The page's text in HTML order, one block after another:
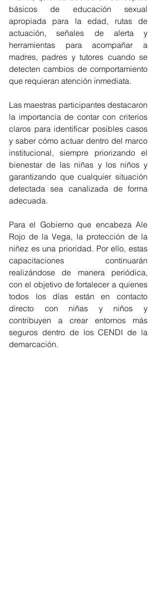
básicos de educación sexual
apropiada para la edad, rutas de
actuación, señales de alerta y
herramientas para acompañar a
madres, padres y tutores cuando se
detecten cambios de comportamiento
que requieran atención inmediata.
Las maestras participantes destacaron
la importancia de contar con criterios
claros para identificar posibles casos
y saber cómo actuar dentro del marco
institucional, siempre priorizando el
bienestar de las niñas y los niños y
garantizando que cualquier situación
detectada sea canalizada de forma
adecuada.
Para el Gobierno que encabeza Ale
Rojo de la Vega, la protección de la
niñez es una prioridad. Por ello, estas
capacitaciones continuarán
realizándose de manera periódica,
con el objetivo de fortalecer a quienes
todos los días están en contacto
directo con niñas y niños y
contribuyen a crear entornos más
seguros dentro de los CENDI de la
demarcación.